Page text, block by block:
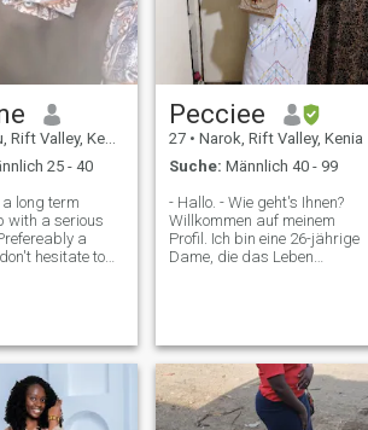
schüchtern fühlen Schreiben
Sie eine Nachricht 😌
Rift Valley, Kenia
25 - 40
long term
with a serious
a
hesitate to
I love African
m
Pecciee
27 • Narok, Rift Valley, Kenia
Suche: Männlich 40 - 99
- Hallo. - Wie geht's Ihnen?
Willkommen auf meinem
Profil. Ich bin eine 26-jährige
Dame, die das Leben
ein typisches afrikanisches
Mädchen, das gelernt hat,
sich um seine Familie zu
kümmern. Familie ist alles
für mich. Ich weiß.